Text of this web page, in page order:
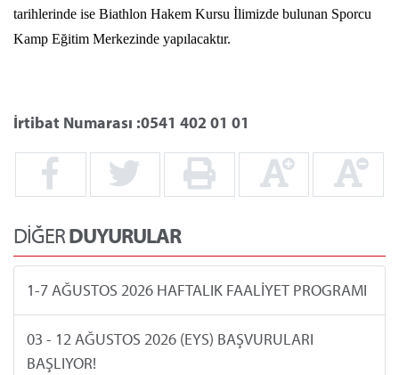
tarihlerinde ise Biathlon Hakem Kursu İlimizde bulunan Sporcu
Kamp Eğitim Merkezinde yapılacaktır.
İrtibat Numarası :0541 402 01 01
DİĞERDUYURULAR
1-7 AĞUSTOS 2026 HAFTALIK FAALİYET PROGRAMI
03 - 12 AĞUSTOS 2026 (EYS) BAŞVURULARI
BAŞLIYOR!
Kredi/Yurt E-
Ödeme